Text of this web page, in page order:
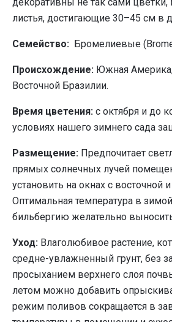
декоративны не так сами
листья, достигающие 30–45 см в
Семейство: Бромелиевые
Происхождение: Южная
Восточной Бразилии.
Время цветения: с октября и до
условиях нашего зимнего сада
Размещение: Предпочитает
прямых солнечных лучей
установить на окнах с восточной
Оптимальная температура в
бильбергию желательно
Уход: Влаголюбивое растение,
средне-увлажненный грунт, без
просыханием верхнего слоя
летом можно добавить
режим поливов сокращается в